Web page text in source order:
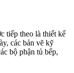
tiếp theo là thiết kế
các bản vẽ kỹ
bộ phận tủ bếp,